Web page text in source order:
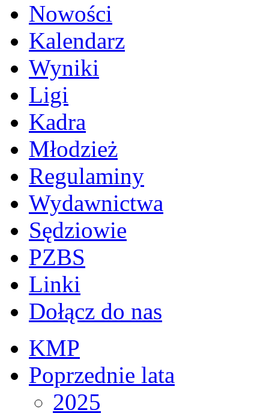
Nowości
Kalendarz
Wyniki
Ligi
Kadra
Młodzież
Regulaminy
Wydawnictwa
Sędziowie
PZBS
Linki
Dołącz do nas
KMP
Poprzednie lata
2025